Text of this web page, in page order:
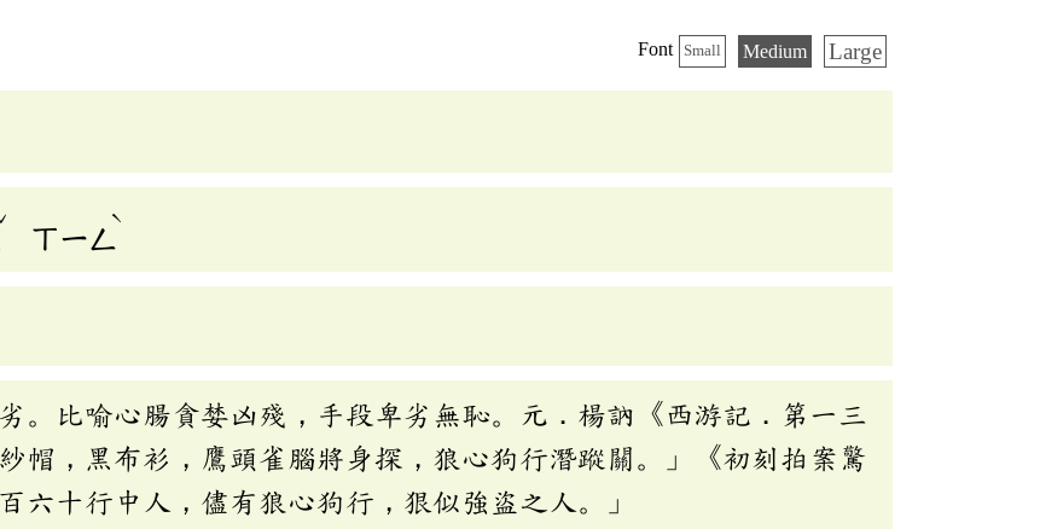
Font Small Medium Large
ㄒㄧㄥ
ˋ
。比喻心腸貪婪凶殘，手段卑劣無恥。元．楊訥《西游記．第一三
帽，黑布衫，鷹頭雀腦將身探，狼心狗行潛蹤關。」《初刻拍案驚
六十行中人，儘有狼心狗行，狠似強盜之人。」